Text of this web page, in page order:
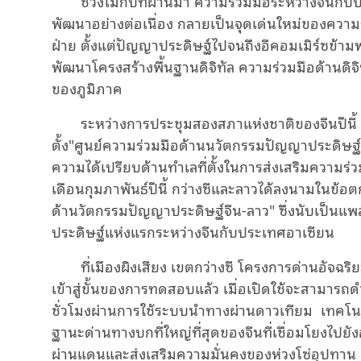
พัฒนาอย่างต่อเนื่อง กลายเป็นจุดเด่นใหม่ของควา
ฝ่าย ตั้งแต่ปัญญาประดิษฐ์ไปจนถึงอีคอมเมิร์ซข้าม
พัฒนาโครงสร้างพื้นฐานดิจิทัล ความร่วมมือด้านดิ
ของภูมิภาค
ระหว่างการประชุมสองสภาแห่งชาติของจีนปี
ตั้ง"ศูนย์ความร่วมมือด้านนวัตกรรมปัญญาประดิษฐ์
ความได้เปรียบด้านทำเลที่ตั้งในการส่งเสริมความ
เดือนกุมภาพันธ์ปีนี้ กว่างซีและลาวได้ลงนามในข้อ
ด้านวัตกรรมปัญญาประดิษฐ์จีน-ลาว" ซึ่งนับเป็น
ประดิษฐ์แห่งแรกระหว่างจีนกับประเทศอาเซียน
ที่เมืองผิงเสียง เขตกว่างซี โครงการด่านอัจฉ
เข้าสู่ขั้นของการทดสอบแล้ว เมื่อเปิดใช้จะสามาร
ชั่วโมงผ่านการใช้ระบบนำทางผ่านดาวเทียม เทค
ฐานะด่านทางบกที่ใหญ่ที่สุดของจีนที่เชื่อมโยงไปยั
ผ่านแดนและส่งเสริมความมั่นคงของห่วงโซ่อุปทาน